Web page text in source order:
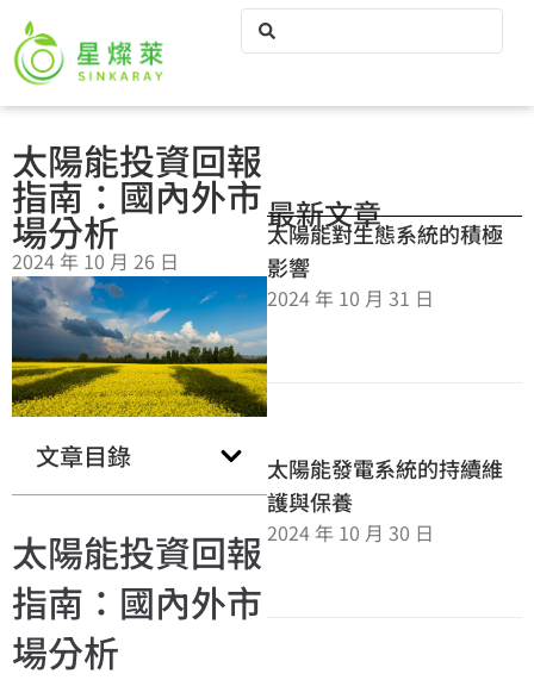
太陽能投資回報
指南：國內外市
場分析
2024 年 10 月 26 日
文章目錄
太陽能投資回報
指南：國內外市
場分析
最新文章
太陽能對生態系統的積極
影響
2024 年 10 月 31 日
太陽能發電系統的持續維
護與保養
2024 年 10 月 30 日